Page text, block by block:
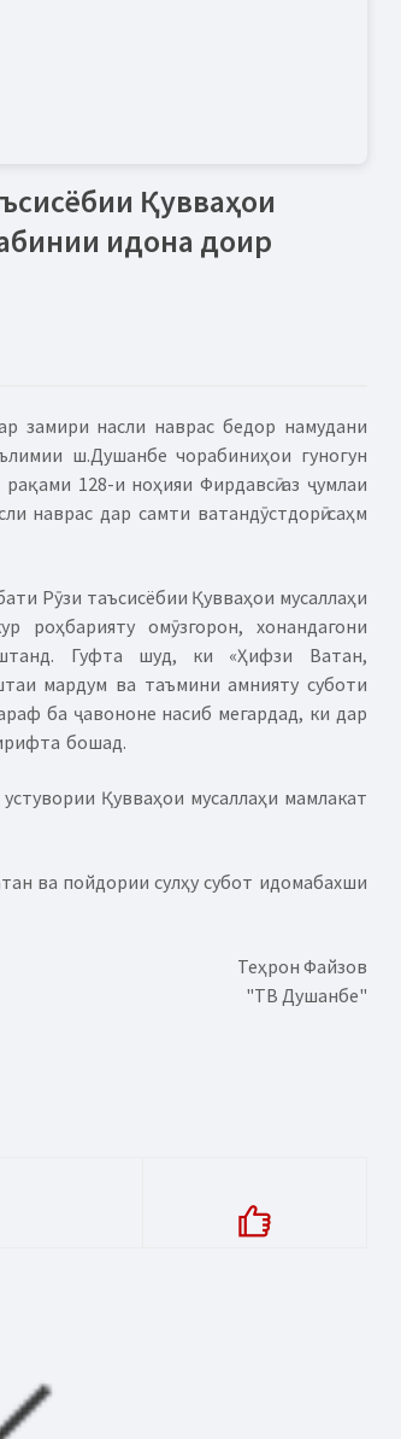
Қувваҳои
идона доир
замири насли наврас бедор намудани
ш.Душанбе чорабиниҳои гуногун
128-и ноҳияи Фирдавсӣ аз ҷумлаи
наврас дар самти ватандӯстдорӣ саҳм
Рӯзи таъсисёбии Қувваҳои мусаллаҳи
роҳбарияту омӯзгорон, хонандагони
Гуфта шуд, ки «Ҳифзи Ватан,
мардум ва таъмини амнияту суботи
ба ҷавононе насиб мегардад, ки дар
бошад.
Қувваҳои мусаллаҳи мамлакат
ва пойдории сулҳу субот идомабахши
Теҳрон Файзов
"ТВ Душанбе"